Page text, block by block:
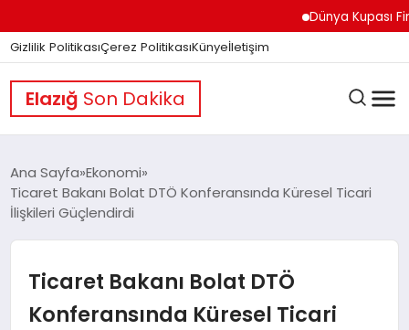
Dünya Kupası Finali
Gizlilik PolitikasıÇerez PolitikasıKünyeİletişim
Elazığ Son Dakika
GÜNDEM
DÜNYA
Ana Sayfa Ekonomi
Ticaret Bakanı Bolat DTÖ Konferansında Küresel Ticari
İlişkileri Güçlendirdi
Ticaret Bakanı Bolat DTÖ
Konferansında Küresel Ticari